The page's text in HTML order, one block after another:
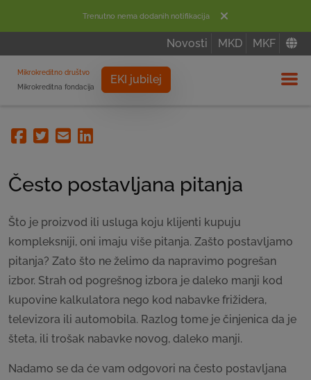
Trenutno nema dodanih notifikacija
Novosti MKD MKF
Mikrokreditno društvo
Mikrokreditna fondacija
EKI jubilej
Facebook
TwitterEmailLinkedin
Često postavljana pitanja
Što je proizvod ili usluga koju klijenti kupuju
kompleksniji, oni imaju više pitanja. Zašto postavljamo
pitanja? Zato što ne želimo da napravimo pogrešan
izbor. Strah od pogrešnog izbora je daleko manji kod
kupovine kalkulatora nego kod nabavke frižidera,
televizora ili automobila. Razlog tome je činjenica da je
šteta, ili trošak nabavke novog, daleko manji.
Nadamo se da će vam odgovori na često postavljana